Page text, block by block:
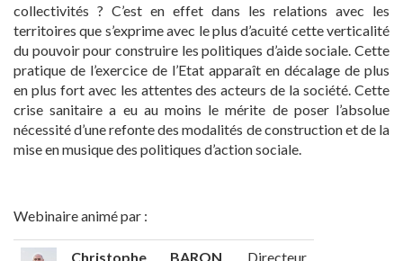
collectivités ? C’est en effet dans les relations avec les
territoires que s’exprime avec le plus d’acuité cette verticalité
du pouvoir pour construire les politiques d’aide sociale. Cette
pratique de l’exercice de l’Etat apparaît en décalage de plus
en plus fort avec les attentes des acteurs de la société. Cette
crise sanitaire a eu au moins le mérite de poser l’absolue
nécessité d’une refonte des modalités de construction et de la
mise en musique des politiques d’action sociale.
Webinaire animé par :
Christophe BARON , Directeur